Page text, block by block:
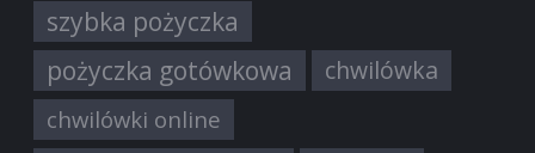
szybka pożyczka
pożyczka gotówkowa
chwilówka
chwilówki online